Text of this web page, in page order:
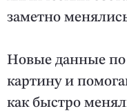
заметно
Новые данные по
картину и
как быстро